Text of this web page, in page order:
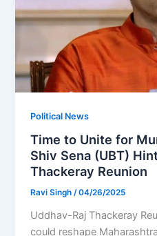
Political News
Time to Unite for
Shiv Sena (UBT)
Thackeray Reunion
Ravi Singh/04/26/2025
Uddhav-Raj Thackeray
could reshape